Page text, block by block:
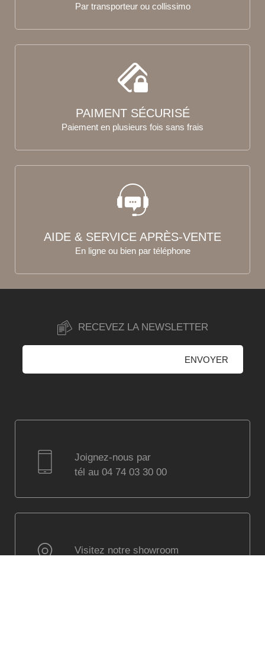
Par transporteur ou collissimo
PAIMENT SÉCURISÉ
Paiement en plusieurs fois sans frais
AIDE & SERVICE APRÈS-VENTE
En ligne ou bien par téléphone
RECEVEZ LA NEWSLETTER
Joignez-nous par
tél au 04 74 03 30 00
Visitez notre showroom